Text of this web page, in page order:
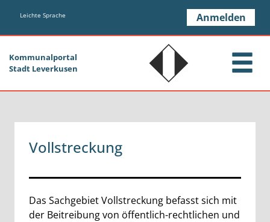
Zum Hauptinhalt springen
Leichte Sprache Anmelden
Kommunalportal
Stadt Leverkusen
Vollstreckung
Beschreibung
Das Sachgebiet Vollstreckung befasst sich mit
der Beitreibung von öffentlich-rechtlichen und